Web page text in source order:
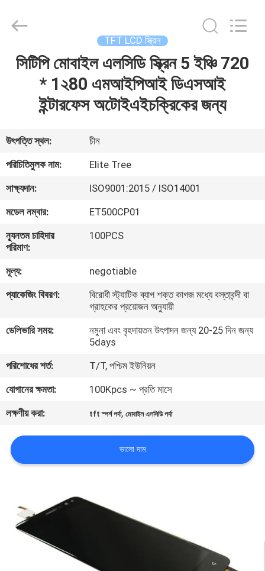
বাড়ি
ভিডিও
সম্পর্কে
কারখানা
মান
সাথে
যোগাযোগ
করুন
খবর
জন্য
আবেদন
Technology.
TFT LCD স্ক্রিন
সিটিপি মোবাইল এলসিডি স্ক্রিন 5 ইঞ্চি 720
* 1২80 এমআইপিআই ডিএসআই
ইন্টারফেস অটোইএইচক্রিকের জন্য
উৎপত্তি স্থল:
চীন
পরিচিতিমুলক নাম:
Elite Tree
সাক্ষ্যদান:
ISO9001:2015 / ISO14001
মডেল নম্বার:
ET500CP01
ন্যূনতম চাহিদার
পরিমাণ:
100PCS
মূল্য:
negotiable
প্যাকেজিং বিবরণ:
বিরোধী স্ট্যাটিক ব্যাগ শক্ত কাগজ মধ্যে বস্তাবন্দী বা
গ্রাহকের প্রয়োজন অনুযায়ী
ডেলিভারি সময়:
নমুনা এবং বৃহদায়তন উৎপাদন জন্য 20-25 দিন জন্য
5days
পরিশোধের শর্ত:
T/T, পশ্চিম ইউনিয়ন
যোগানের ক্ষমতা:
100Kpcs ~ প্রতি মাসে
লক্ষণীয় করা:
tft স্পর্শ পর্দা,মোবাইল এলসিডি পর্দা
ভালো দাম